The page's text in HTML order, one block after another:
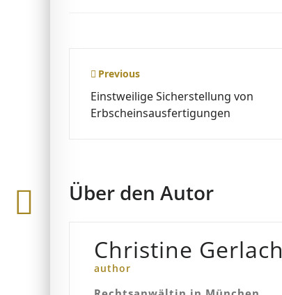
Beitragsnavigation
Previous
Einstweilige Sicherstellung von
Erbscheinsausfertigungen
Über den Autor
Christine Gerlach
author